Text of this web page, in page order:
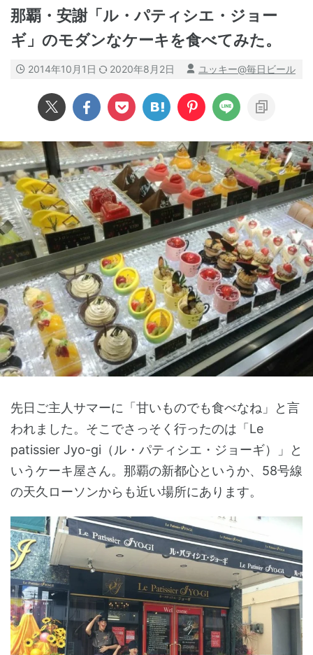
那覇・安謝「ル・パティシエ・ジョー
ギ」のモダンなケーキを食べてみた。
2014年10月1日 2020年8月2日 ユッキー@毎日ビール
先日ご主人サマーに「甘いものでも食べなね」と言
われました。そこでさっそく行ったのは「Le
patissier Jyo-gi（ル・パティシエ・ジョーギ）」と
いうケーキ屋さん。那覇の新都心というか、58号線
の天久ローソンからも近い場所にあります。